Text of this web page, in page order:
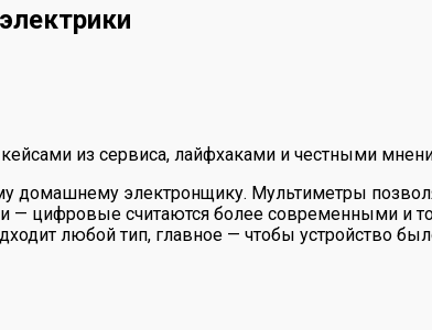
из сервиса, лайфхаками и честными
домашнему электронщику. Мультиметры
цифровые считаются более современными и
любой тип, главное — чтобы устройство